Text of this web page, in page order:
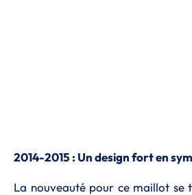
2014-2015 : Un design fort en
La nouveauté pour ce maillot se